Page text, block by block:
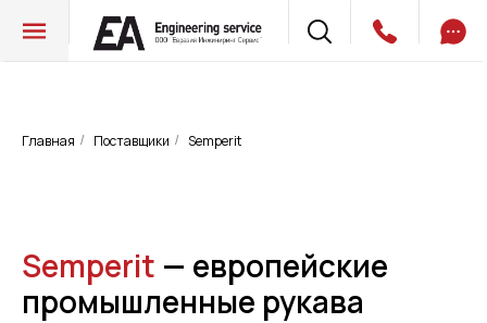
Главная / Поставщики / Semperit
Semperit — европейские
промышленные рукава